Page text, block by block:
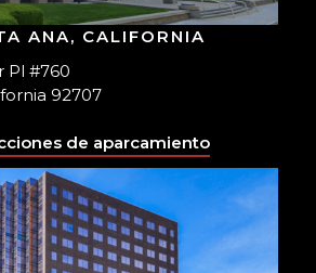
ANA, CALIFORNIA
Pl #760
92707
de aparcamiento